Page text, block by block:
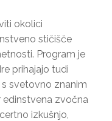
okolici
stičišče
Program je
prihajajo tudi
svetovno znanim
edinstvena zvočna
izkušnjo,